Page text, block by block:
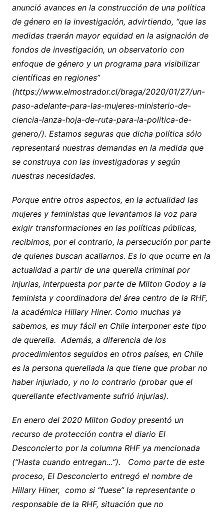
anunció avances en la construcción de una política
de género en la investigación, advirtiendo, “que las
medidas traerán mayor equidad en la asignación de
fondos de investigación, un observatorio con
enfoque de género y un programa para visibilizar
científicas en regiones”
(https://www.elmostrador.cl/braga/2020/01/27/un-
paso-adelante-para-las-mujeres-ministerio-de-
ciencia-lanza-hoja-de-ruta-para-la-politica-de-
genero/). Estamos seguras que dicha política sólo
representará nuestras demandas en la medida que
se construya con las investigadoras y según
nuestras necesidades.
Porque entre otros aspectos, en la actualidad las
mujeres y feministas que levantamos la voz para
exigir transformaciones en las políticas públicas,
recibimos, por el contrario, la persecución por parte
de quienes buscan acallarnos. Es lo que ocurre en la
actualidad a partir de una querella criminal por
injurias, interpuesta por parte de Milton Godoy a la
feminista y coordinadora del área centro de la RHF,
la académica Hillary Hiner. Como muchas ya
sabemos, es muy fácil en Chile interponer este tipo
de querella. Además, a diferencia de los
procedimientos seguidos en otros países, en Chile
es la persona querellada la que tiene que probar no
haber injuriado, y no lo contrario (probar que el
querellante efectivamente sufrió injurias).
En enero del 2020 Milton Godoy presentó un
recurso de protección contra el diario El
Desconcierto por la columna RHF ya mencionada
(“Hasta cuando entregan…”). Como parte de este
proceso, El Desconcierto entregó el nombre de
Hillary Hiner, como si “fuese” la representante o
responsable de la RHF, situación que no